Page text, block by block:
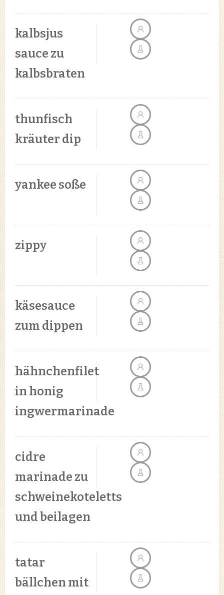
kalbsjus
sauce zu
kalbsbraten
thunfisch
kräuter dip
yankee soße
zippy
käsesauce
zum dippen
hähnchenfilet
in honig
ingwermarinade
cidre
marinade zu
schweinekoteletts
und beilagen
tatar
bällchen mit